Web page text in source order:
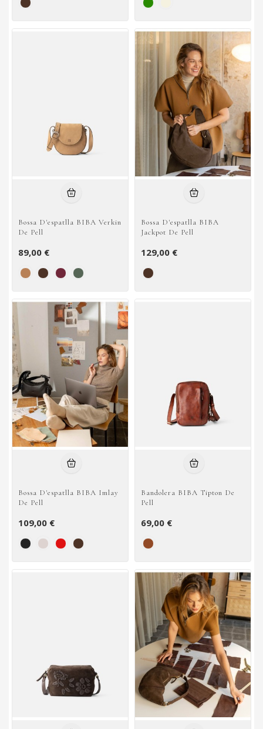
Bossa D'espatlla BIBA Verkin
De Pell
89,00 €
Bossa D'espatlla BIBA
Jackpot De Pell
129,00 €
Bossa D'espatlla BIBA Imlay
De Pell
109,00 €
Bandolera BIBA Tipton De
Pell
69,00 €